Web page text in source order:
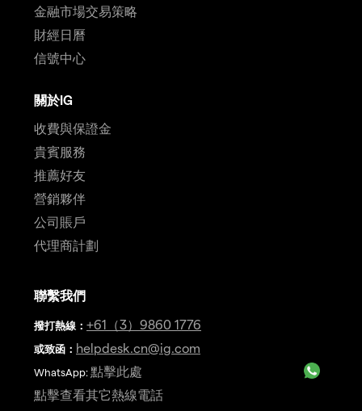
金融市場交易策略
財經日曆
信號中心
關於IG
收費與保證金
貴賓服務
推薦好友
營銷夥伴
公司賬戶
代理商計劃
聯繫我們
撥打熱線 ： +61（3）9860 1776
或致函： helpdesk.cn@ig.com
WhatsApp: 點擊此處
點擊查看其它熱線電話